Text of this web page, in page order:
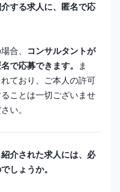
する求人に、匿名で応
合、
コンサルタントが
で応募できます。 ま
ており、ご本人の許可
ことは一切ございませ
い。
介された求人には、必
しょうか。